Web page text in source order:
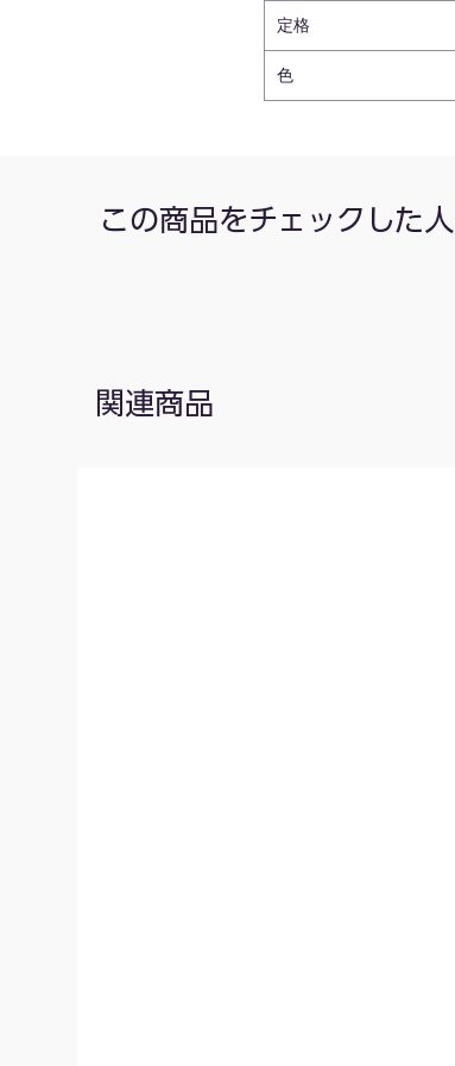
定格
色
この商品をチェックした
関連商品